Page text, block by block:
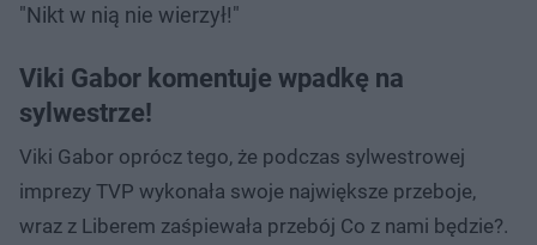
"Nikt w nią nie wierzył!"
Viki Gabor komentuje wpadkę na
sylwestrze!
Viki Gabor oprócz tego, że podczas sylwestrowej
imprezy TVP wykonała swoje największe przeboje,
wraz z Liberem zaśpiewała przebój Co z nami będzie?.